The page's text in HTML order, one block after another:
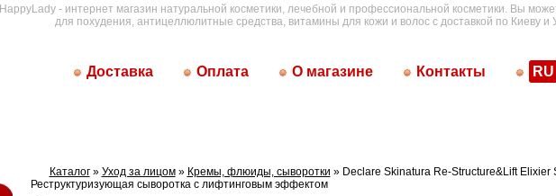
HappyLady - интернет магазин натуральной косметики, лечебной и профессиональной косметики. Вы
для похудения, антицеллюлитные средства, витамины для кожи и волос с доставкой по Киеву и
Доставка Оплата О магазине Контакты RU
Каталог» Уход за лицом» Кремы, флюиды, сыворотки » Declare Skinatura Re-Structure&Lift Elixier
Реструктуризующая сыворотка с лифтинговым эффектом